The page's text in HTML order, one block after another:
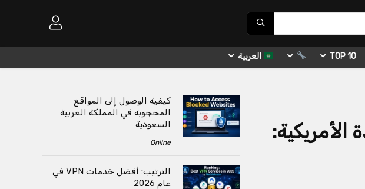
TOP 10 العربية
الأمريكية:
كيفية الوصول إلى المواقع
المحجوبة في المملكة العربية
السعودية
Online
الترتيب: أفضل خدمات VPN في
عام 2026